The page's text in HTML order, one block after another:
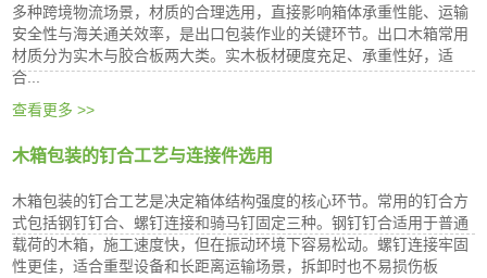
多种跨境物流场景，材质的合理选用，直接影响箱体承重性能、运输
安全性与海关通关效率，是出口包装作业的关键环节。出口木箱常用
材质分为实木与胶合板两大类。实木板材硬度充足、承重性好，适
合...
查看更多 >>
木箱包装的钉合工艺与连接件选用
木箱包装的钉合工艺是决定箱体结构强度的核心环节。常用的钉合方
式包括钢钉钉合、螺钉连接和骑马钉固定三种。钢钉钉合适用于普通
载荷的木箱，施工速度快，但在振动环境下容易松动。螺钉连接牢固
性更佳，适合重型设备和长距离运输场景，拆卸时也不易损伤板